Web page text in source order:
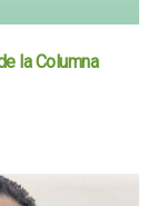
la Columna